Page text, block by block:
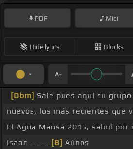
PDF Midi
Hide lyrics Blocks
[Dbm] Sale pues aquí su
nuevos, los más recientes que
El Agua Mansa 2015, salud por
Isaac _ _ _
[B] Aúnos